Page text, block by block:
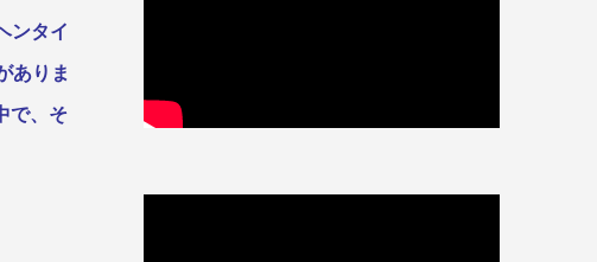
ンタイ
ありま
で、そ